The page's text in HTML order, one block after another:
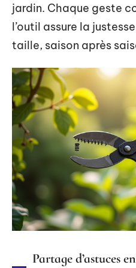
jardin. Chaque geste
l’outil assure la
taille, saison après
Partage d’astuces